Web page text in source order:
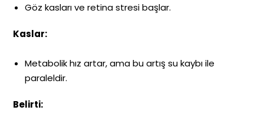
Göz kasları ve retina stresi başlar.
Kaslar:
Metabolik hız artar, ama bu artış su kaybı ile
paraleldir.
Belirti: